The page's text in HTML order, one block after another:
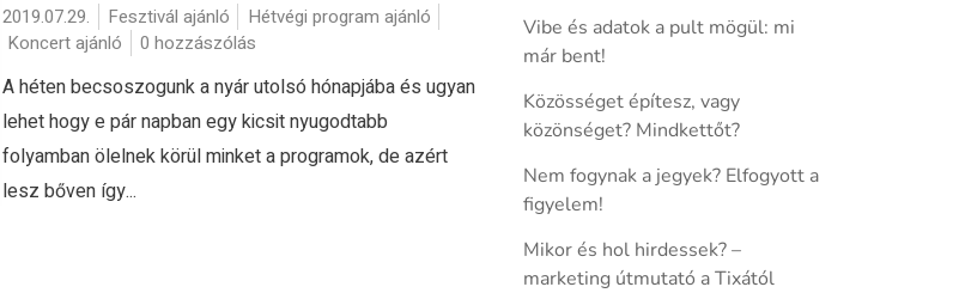
2019.07.29. Fesztivál ajánló
Hétvégi program ajánló
Koncert ajánló
0 hozzászólás
A héten becsoszogunk a nyár utolsó hónapjába és ugyan
lehet hogy e pár napban egy kicsit nyugodtabb
folyamban ölelnek körül minket a programok, de azért
lesz bőven így...
Vibe és adatok a pult mögül: mi
már bent!
Közösséget építesz, vagy
közönséget? Mindkettőt?
Nem fogynak a jegyek? Elfogyott a
figyelem!
Mikor és hol hirdessek? –
marketing útmutató a Tixától